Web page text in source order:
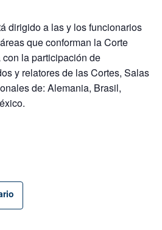
dirigido a las y los funcionarios
que conforman la Corte
la participación de
y relatores de las Cortes, Salas
de: Alemania, Brasil,